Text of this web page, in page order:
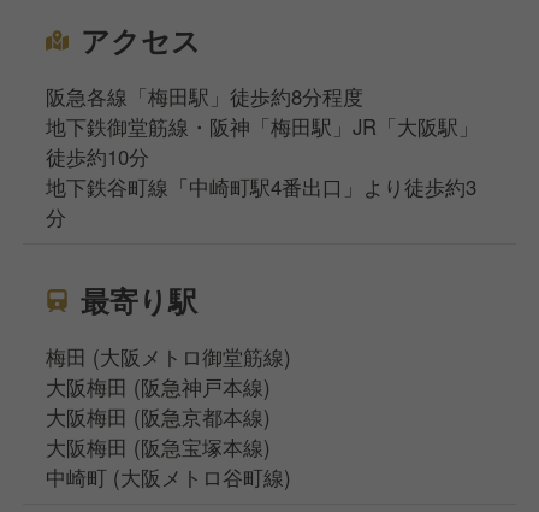
アクセス
阪急各線「梅田駅」徒歩約8分程度
地下鉄御堂筋線・阪神「梅田駅」JR「大阪駅」
徒歩約10分
地下鉄谷町線「中崎町駅4番出口」より徒歩約3
分
最寄り駅
梅田 (大阪メトロ御堂筋線)
大阪梅田 (阪急神戸本線)
大阪梅田 (阪急京都本線)
大阪梅田 (阪急宝塚本線)
中崎町 (大阪メトロ谷町線)